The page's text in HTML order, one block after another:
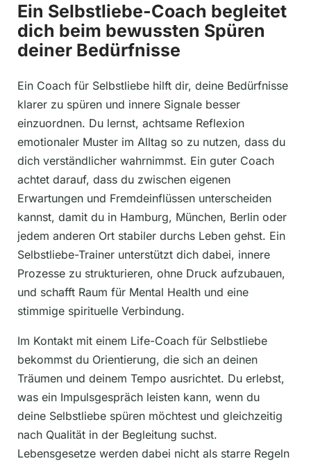
Ein Selbstliebe-Coach begleitet
dich beim bewussten Spüren
deiner Bedürfnisse
Ein Coach für Selbstliebe hilft dir, deine Bedürfnisse
klarer zu spüren und innere Signale besser
einzuordnen. Du lernst, achtsame Reflexion
emotionaler Muster im Alltag so zu nutzen, dass du
dich verständlicher wahrnimmst. Ein guter Coach
achtet darauf, dass du zwischen eigenen
Erwartungen und Fremdeinflüssen unterscheiden
kannst, damit du in Hamburg, München, Berlin oder
jedem anderen Ort stabiler durchs Leben gehst. Ein
Selbstliebe-Trainer unterstützt dich dabei, innere
Prozesse zu strukturieren, ohne Druck aufzubauen,
und schafft Raum für Mental Health und eine
stimmige spirituelle Verbindung.
Im Kontakt mit einem Life-Coach für Selbstliebe
bekommst du Orientierung, die sich an deinen
Träumen und deinem Tempo ausrichtet. Du erlebst,
was ein Impulsgespräch leisten kann, wenn du
deine Selbstliebe spüren möchtest und gleichzeitig
nach Qualität in der Begleitung suchst.
Lebensgesetze werden dabei nicht als starre Regeln